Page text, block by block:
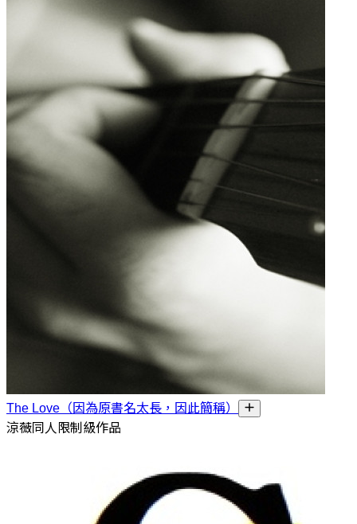
The Love（因為原書名太長，因此簡稱）
涼薇同人限制級作品